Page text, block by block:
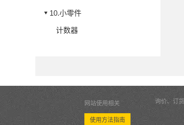
10.小零件
计数器